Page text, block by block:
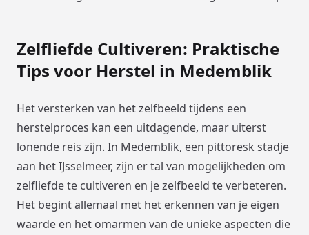
Zelfliefde Cultiveren: Praktische
Tips voor Herstel in Medemblik
Het versterken van het zelfbeeld tijdens een
herstelproces kan een uitdagende, maar uiterst
lonende reis zijn. In Medemblik, een pittoresk stadje
aan het IJsselmeer, zijn er tal van mogelijkheden om
zelfliefde te cultiveren en je zelfbeeld te verbeteren.
Het begint allemaal met het erkennen van je eigen
waarde en het omarmen van de unieke aspecten die